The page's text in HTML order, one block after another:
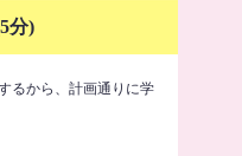
分)
るから、計画通りに学